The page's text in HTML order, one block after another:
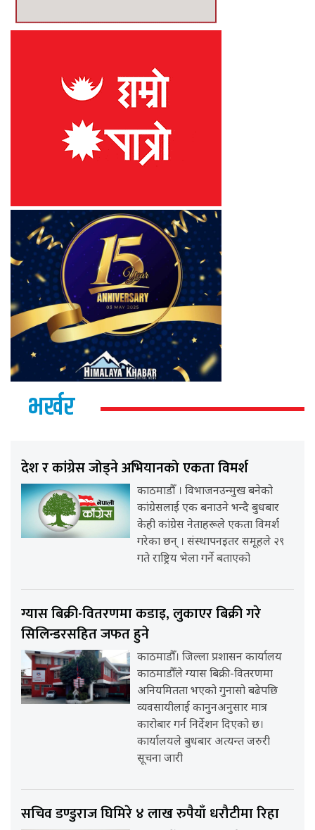
भर्खर
देश र कांग्रेस जोड्ने अभियानको एकता विमर्श
काठमाडौँ । विभाजनउन्मुख बनेको
कांग्रेसलाई एक बनाउने भन्दै बुधबार
केही कांग्रेस नेताहरूले एकता विमर्श
गरेका छन् । संस्थापनइतर समूहले २९
गते राष्ट्रिय भेला गर्ने बताएको
ग्यास बिक्री-वितरणमा कडाइ, लुकाएर बिक्री गरे
सिलिन्डरसहित जफत हुने
काठमाडौँ। जिल्ला प्रशासन कार्यालय
काठमाडौँले ग्यास बिक्री-वितरणमा
अनियमितता भएको गुनासो बढेपछि
व्यवसायीलाई कानुनअनुसार मात्र
कारोबार गर्न निर्देशन दिएको छ।
कार्यालयले बुधबार अत्यन्त जरुरी
सूचना जारी
सचिव डण्डुराज घिमिरे ४ लाख रुपैयाँ धरौटीमा रिहा